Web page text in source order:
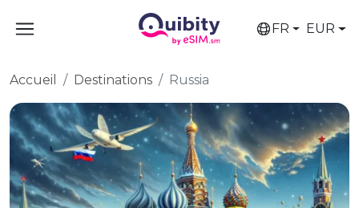
FR EUR
Accueil Destinations Russia